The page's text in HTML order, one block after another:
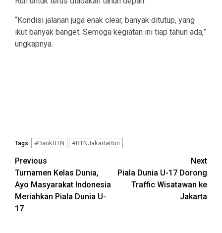
“Kondisi jalanan juga enak clear, banyak ditutup, yang
ikut banyak banget. Semoga kegiatan ini tiap tahun ada,”
ungkapnya.
Tags: #BankBTN #BTNJakartaRun
Continue
Reading
Previous
Turnamen Kelas Dunia,
Ayo Masyarakat Indonesia
Meriahkan Piala Dunia U-
17
Next
Piala Dunia U-17 Dorong
Traffic Wisatawan ke
Jakarta